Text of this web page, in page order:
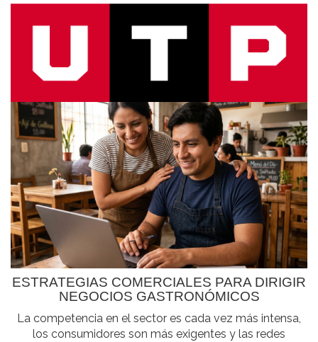
ESTRATEGIAS COMERCIALES PARA DIRIGIR
NEGOCIOS GASTRONÓMICOS
La competencia en el sector es cada vez más intensa,
los consumidores son más exigentes y las redes